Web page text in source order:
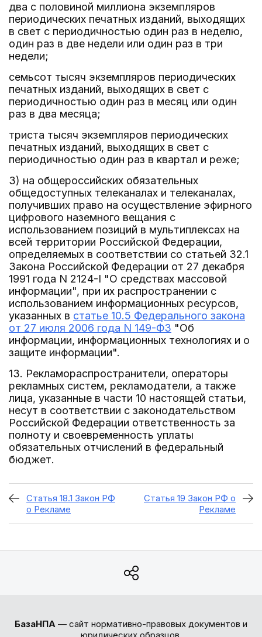
два с половиной миллиона экземпляров
периодических печатных изданий, выходящих
в свет с периодичностью один раз в неделю,
один раз в две недели или один раз в три
недели;
семьсот тысяч экземпляров периодических
печатных изданий, выходящих в свет с
периодичностью один раз в месяц или один
раз в два месяца;
триста тысяч экземпляров периодических
печатных изданий, выходящих в свет с
периодичностью один раз в квартал и реже;
3) на общероссийских обязательных
общедоступных телеканалах и телеканалах,
получивших право на осуществление эфирного
цифрового наземного вещания с
использованием позиций в мультиплексах на
всей территории Российской Федерации,
определяемых в соответствии со статьей 32.1
Закона Российской Федерации от 27 декабря
1991 года N 2124-I "О средствах массовой
информации", при их распространении с
использованием информационных ресурсов,
указанных в статье 10.5 Федерального закона
от 27 июля 2006 года N 149-ФЗ "Об
информации, информационных технологиях и о
защите информации".
13. Рекламораспространители, операторы
рекламных систем, рекламодатели, а также
лица, указанные в части 10 настоящей статьи,
несут в соответствии с законодательством
Российской Федерации ответственность за
полноту и своевременность уплаты
обязательных отчислений в федеральный
бюджет.
Статья 18.1 Закон РФ
о Рекламе
Статья 19 Закон РФ о
Рекламе
БазаНПА — сайт нормативно-правовых документов и